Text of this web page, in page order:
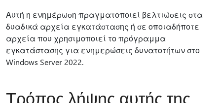
Αυτή η ενημέρωση πραγματοποιεί βελτιώσεις στα
δυαδικά αρχεία εγκατάστασης ή σε οποιαδήποτε
αρχεία που χρησιμοποιεί το πρόγραμμα
εγκατάστασης για ενημερώσεις δυνατοτήτων στο
Windows Server 2022.
Τρόπος λήψης αυτής της